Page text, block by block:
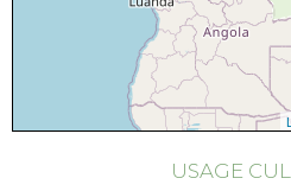
USAGE